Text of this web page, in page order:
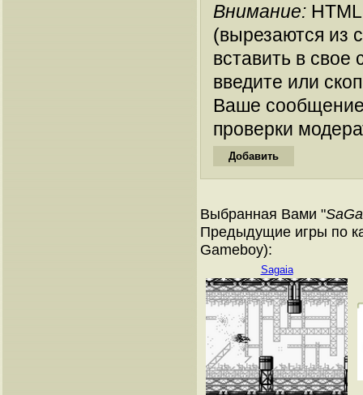
Внимание:
(вырезаются из
вставить в
введите или
Ваше
проверки
Выбранная Вами "
Предыдущие игры по
Gameboy):
Sagaia